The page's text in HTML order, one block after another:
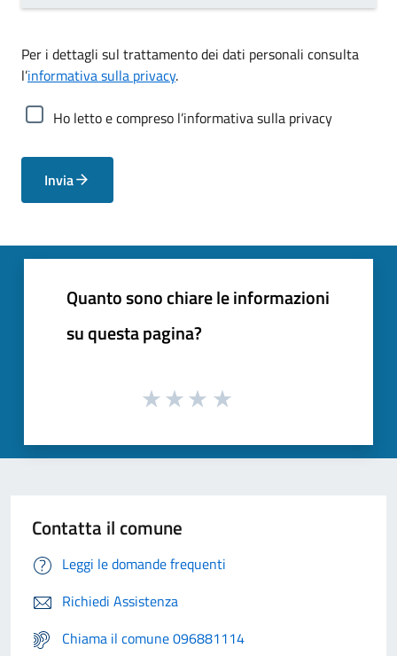
Per i dettagli sul trattamento dei dati personali consulta
l’informativa sulla privacy.
Ho letto e compreso l’informativa sulla privacy
Invia
Quanto sono chiare le informazioni
su questa pagina?
Contatta il comune
Leggi le domande frequenti
Richiedi Assistenza
Chiama il comune 096881114